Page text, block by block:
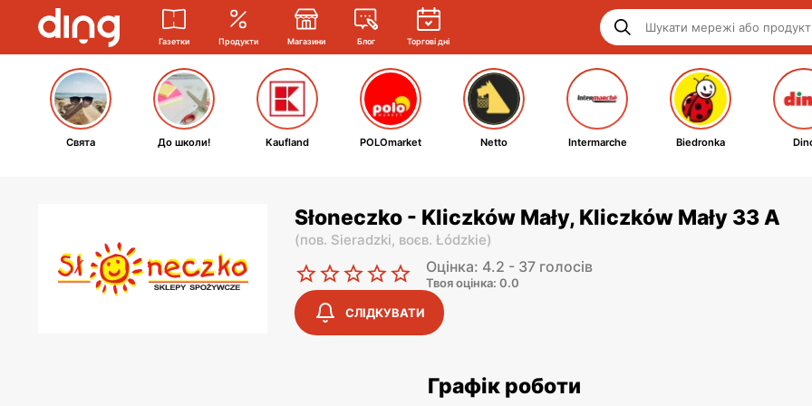
Газетки Продукти Магазини Блог Торгові дні
Свята До школи! Kaufland POLOmarket Netto Intermarche Biedronka
Słoneczko - Kliczków Mały, Kliczków Mały 33 A
(пов. Sieradzki, воєв. Łódzkie)
Оцінка: 4.2 - 37 голосів
Твоя оцінка: 0.0
СЛІДКУВАТИ
Графік роботи